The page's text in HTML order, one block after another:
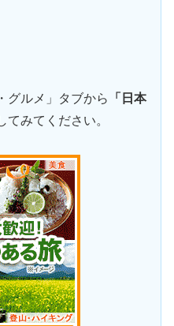
グルメ」タブから
「日本
てみてください。